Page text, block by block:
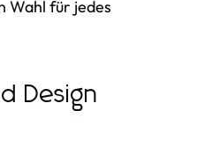
Wahl für jedes
Design